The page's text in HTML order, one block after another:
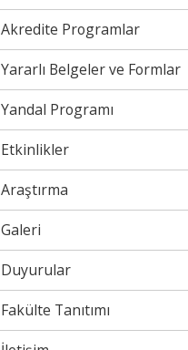
Akredite Programlar
Yararlı Belgeler ve Formlar
Yandal Programı
Etkinlikler
Araştırma
Galeri
Duyurular
Fakülte Tanıtımı